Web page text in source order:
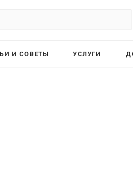
И СОВЕТЫ УСЛУГИ